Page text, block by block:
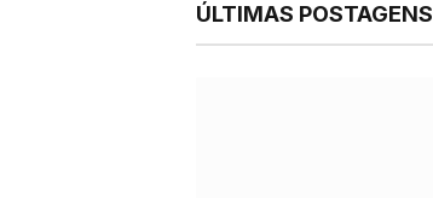
ÚLTIMAS POSTAGENS